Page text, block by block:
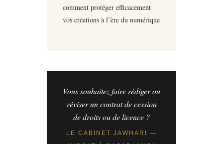
comment protéger efficacement
vos créations à l’ère du numérique
Vous souhaitez faire rédiger ou
réviser un contrat de cession
de droits ou de licence ?
LE CABINET JAWHARI —